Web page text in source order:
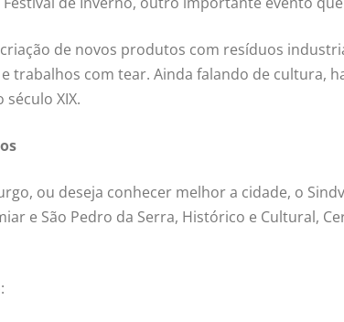
criação de novos produtos com resíduos
trabalhos com tear. Ainda falando de cultura,
XIX.
ou deseja conhecer melhor a cidade, o
e São Pedro da Serra, Histórico e Cultural,